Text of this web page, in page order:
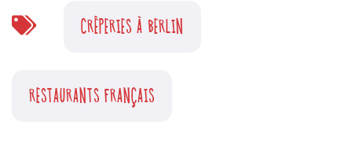
CRÊPERIES À BERLIN
RESTAURANTS FRANÇAIS